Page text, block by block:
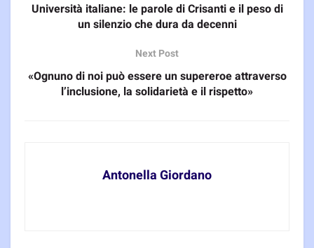
Università italiane: le parole di Crisanti e il peso di
un silenzio che dura da decenni
Next Post
«Ognuno di noi può essere un supereroe attraverso
l’inclusione, la solidarietà e il rispetto»
Antonella Giordano